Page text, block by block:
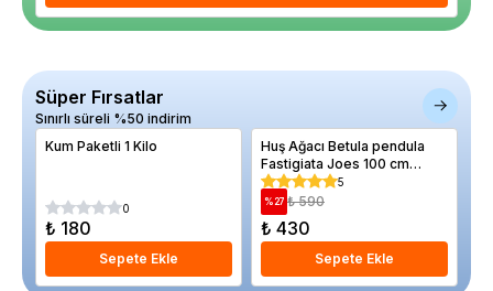
Süper Fırsatlar
Sınırlı süreli %50 indirim
Kum Paketli 1 Kilo
0
₺ 180
Sepete Ekle
Huş Ağacı Betula pendula
Fastigiata Joes 100 cm
Saksıda
5
%27 ₺ 590
₺ 430
Sepete Ekle